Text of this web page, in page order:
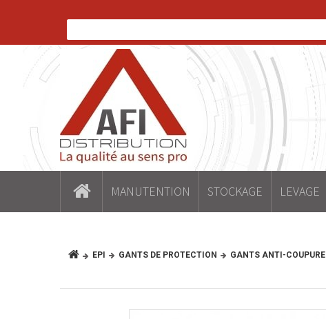
MANUTENTION STOCKAGE LEVAGE
EPI GANTS DE PROTECTION GANTS ANTI-COUPURE